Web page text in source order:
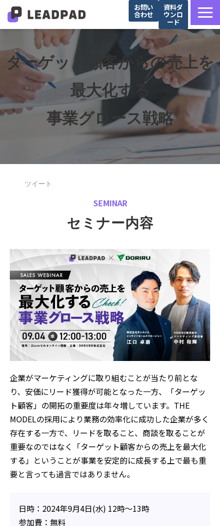
お問い
合わせ
資料ダ
ウンロ
ード
営業支援会社様向け
Salesforce導入企業様向け
お役立ち記事
ターゲット顧客からの売上を
最大化する
事業グロース戦略
ツイート
SEMINAR
セミナー内容
企業がマーケティングに取り組むことが当たり前とな
り、安価にリード獲得が可能となった一方、「ターゲッ
ト顧客」の開拓の重要度は年々増しています。THE
MODELの採用により業務の効率化に成功した企業が多く
存在する一方で、リードを取ること、商談を取ることが
重要なのではなく「ターゲット顧客からの売上を最大化
する」ということが事業を安定的に成長する上で最も重
要と言っても過言ではありません。
日時：2024年9月4日(水) 12時〜13時
参加費：無料